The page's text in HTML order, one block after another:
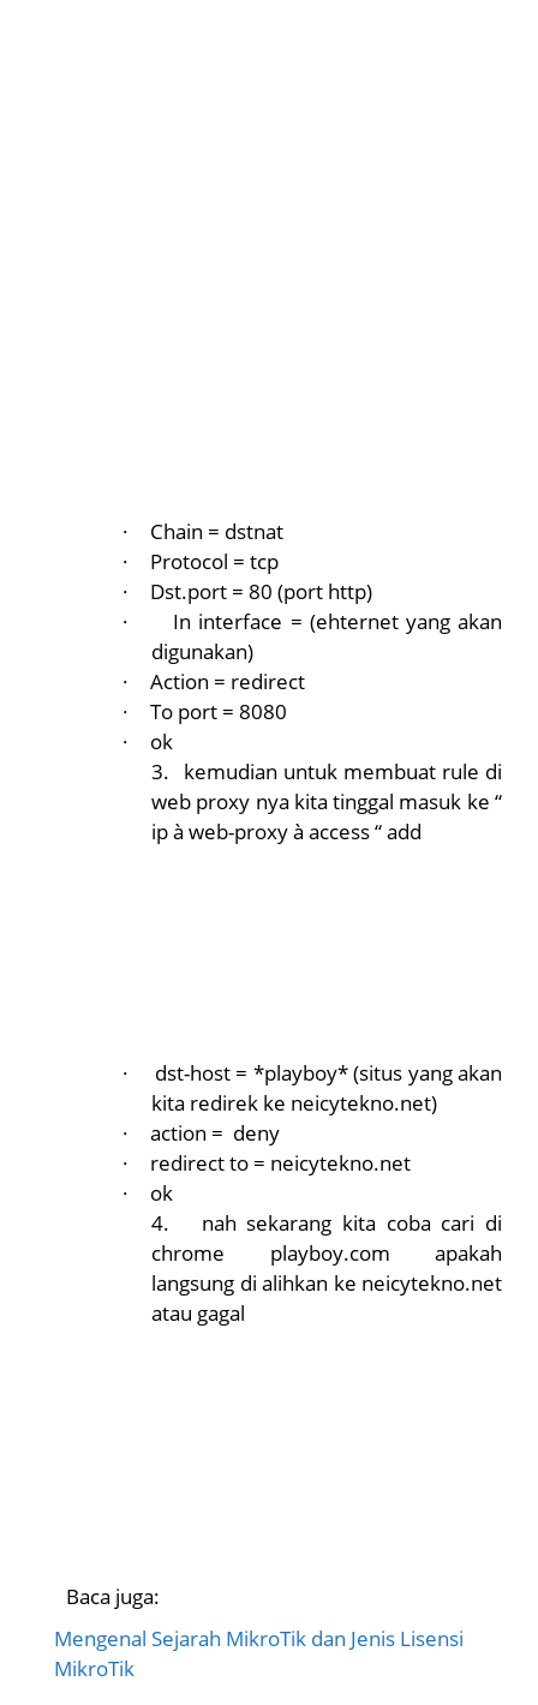
·
Chain = dstnat
·
Protocol = tcp
·
Dst.port = 80 (port http)
·
In interface = (ehternet yang akan
digunakan)
·
Action = redirect
·
To port = 8080
·
ok
3.
kemudian untuk membuat rule di
web proxy nya kita tinggal masuk ke “
ipà web-proxyà access “ add
·
dst-host = *playboy* (situs yang akan
kita redirek ke neicytekno.net)
·
action = deny
·
redirect to = neicytekno.net
·
ok
4.
nah sekarang kita coba cari di
chrome playboy.com apakah
langsung di alihkan ke neicytekno.net
atau gagal
Baca juga:
Mengenal Sejarah MikroTik dan Jenis Lisensi
MikroTik